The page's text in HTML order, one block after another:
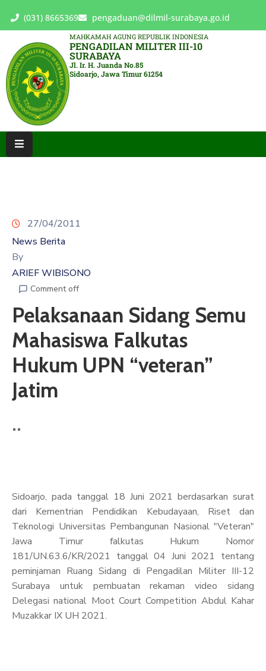
(031) 8665369 pengaduan@dilmil-surabaya.go.id
MAHKAMAH AGUNG REPUBLIK INDONESIA
PENGADILAN MILITER III-10
SURABAYA
Jl. Ir. H. Juanda No.85
Sidoarjo, Jawa Timur 61254
BERANDA
TENTANG
PENGADILAN
LAYANAN
HUKUM
LAYANAN
KINERJA
RB
ARTIKEL
GALERI
HUBUNGI
27/04/2011
News Berita
By
ARIEF WIBISONO
Comment off
Pelaksanaan Sidang Semu
Mahasiswa Falkutas
Hukum UPN “veteran”
Jatim
Sidoarjo, pada tanggal 18 Juni 2021 berdasarkan surat
dari Kementrian Pendidikan Kebudayaan, Riset dan
Teknologi Universitas Pembangunan Nasional "Veteran"
Jawa Timur falkutas Hukum Nomor
181/UN.63.6/KR/2021 tanggal 04 Juni 2021 tentang
peminjaman Ruang Sidang di Pengadilan Militer III-12
Surabaya untuk pembuatan rekaman video sidang
Delegasi national Moot Court Competition Abdul Kahar
Muzakkar IX UH 2021.